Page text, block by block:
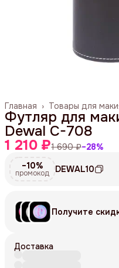
Товары для
Главная ›
Футляр для
Dewal C-708
1 210 ₽1 690 ₽−28%
−10%
промокод DEWAL10
Получите
Доставка